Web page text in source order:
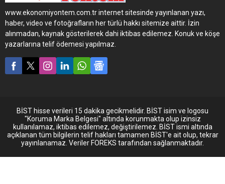
çözümde vardır. Önemli olan
adım atabilmektir. Halkımız
ile STK’larla, Mimarlar Odası
ile gelecek için İstanbul’u
birlikte inşa edeceğiz” dedi.
Hüseyin Karabulut,
İstanbul’u...
www.ekonomiyontem.com.tr internet sitesinde yayınlanan yazı,
haber, video ve fotoğrafların her türlü hakkı sitemize aittir. İzin
alınmadan, kaynak gösterilerek dahi iktibas edilemez. Konuk ve köşe
yazarlarına telif ödemesi yapılmaz.
BİST hisse verileri 15 dakika gecikmelidir. BİST isim ve logosu
"Koruma Marka Belgesi" altında korunmakta olup izinsiz
kullanılamaz, iktibas edilemez, değiştirilemez. BİST ismi altında
açıklanan tüm bilgilerin telif hakları tamamen BİST'e ait olup, tekrar
yayınlanamaz. Veriler FOREKS tarafından sağlanmaktadır.